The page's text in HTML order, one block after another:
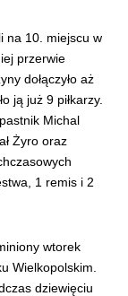
na 10. miejscu w
przerwie
dołączyło aż
ją już 9 piłkarzy.
Michal
Żyro oraz
1 remis i 2
wtorek
Wielkopolskim.
dziewięciu